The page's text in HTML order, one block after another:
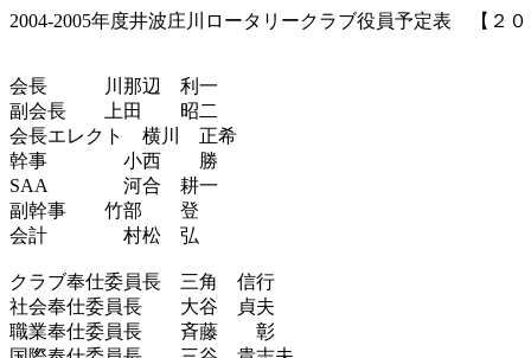
2004-2005年度井波庄川ロータリークラブ役員予定表 【２
会長 川那辺 利一
副会長 上田 昭二
会長エレクト 横川 正希
幹事 小西 勝
SAA 河合 耕一
副幹事 竹部 登
会計 村松 弘
クラブ奉仕委員長 三角 信行
社会奉仕委員長 大谷 貞夫
職業奉仕委員長 斉藤 彰